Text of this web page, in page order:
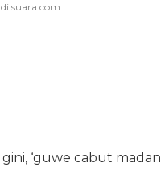
‘guwe cabut